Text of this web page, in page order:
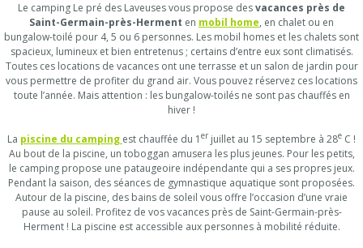
Le camping Le pré des Laveuses vous propose desvacances près de
Saint-Germain-près-Herment en mobil home, en chalet ou en
bungalow-toilé pour 4, 5 ou 6 personnes. Les mobil homes et les chalets sont
spacieux, lumineux et bien entretenus ; certains d’entre eux sont climatisés.
Toutes ces locations de vacances ont une terrasse et un salon de jardin pour
vous permettre de profiter du grand air. Vous pouvez réservez ces locations
toute l’année. Mais attention : les bungalow-toilés ne sont pas chauffés en
hiver !
La piscine du camping est chauffée du 1 er juillet au 15 septembre à 28e C !
Au bout de la piscine, un toboggan amusera les plus jeunes. Pour les petits,
le camping propose une pataugeoire indépendante qui a ses propres jeux.
Pendant la saison, des séances de gymnastique aquatique sont proposées.
Autour de la piscine, des bains de soleil vous offre l’occasion d’une vraie
pause au soleil. Profitez de vos vacances près de Saint-Germain-près-
Herment ! La piscine est accessible aux personnes à mobilité réduite.